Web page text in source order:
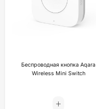
Беспроводная кнопка Aqara
Wireless Mini Switch